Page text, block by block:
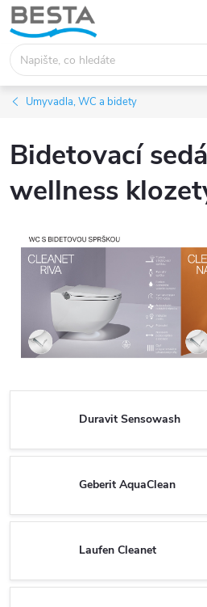
Přejít
na
obsah
Umyvadla, WC a bidety
Bidetovací
wellness
Duravit Sensowash
Geberit AquaClean
Laufen Cleanet